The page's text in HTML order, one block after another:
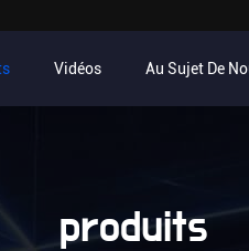
Vidéos Au Sujet De
produits